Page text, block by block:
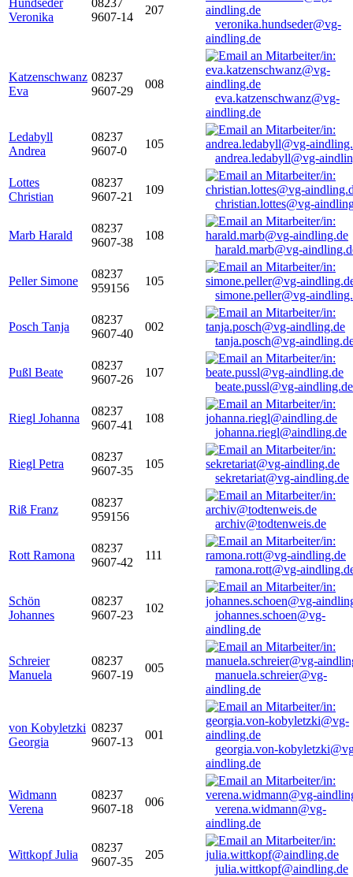
Hundseder
Veronika
08237
9607-14
207
veronika.hundseder@vg-
aindling.de
Katzenschwanz
Eva
08237
9607-29
008
eva.katzenschwanz@vg-
aindling.de
Ledabyll
Andrea
08237
9607-0
105
andrea.ledabyll@vg-
Lottes
Christian
08237
9607-21
109
christian.lottes@vg-
Marb Harald
08237
9607-38
108
harald.marb@vg-
Peller Simone
08237
959156
105
simone.peller@vg-
Posch Tanja
08237
9607-40
002
tanja.posch@vg-
Pußl Beate
08237
9607-26
107
beate.pussl@vg-aindling.de
Riegl Johanna
08237
9607-41
108
johanna.riegl@aindling.de
Riegl Petra
08237
9607-35
105
sekretariat@vg-aindling.de
Riß Franz
08237
959156
archiv@todtenweis.de
Rott Ramona
08237
9607-42
111
ramona.rott@vg-
Schön
Johannes
08237
9607-23
102
johannes.schoen@vg-
aindling.de
Schreier
Manuela
08237
9607-19
005
manuela.schreier@vg-
aindling.de
von Kobyletzki
Georgia
08237
9607-13
001
georgia.von-
aindling.de
Widmann
Verena
08237
9607-18
006
verena.widmann@vg-
aindling.de
Wittkopf Julia
08237
9607-35
205
julia.wittkopf@aindling.de